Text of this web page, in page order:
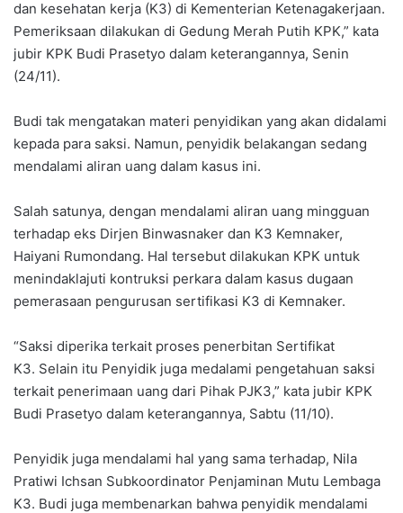
dan kesehatan kerja (K3) di Kementerian Ketenagakerjaan.
Pemeriksaan dilakukan di Gedung Merah Putih KPK,” kata
jubir KPK Budi Prasetyo dalam keterangannya, Senin
(24/11).
Budi tak mengatakan materi penyidikan yang akan didalami
kepada para saksi. Namun, penyidik belakangan sedang
mendalami aliran uang dalam kasus ini.
Salah satunya, dengan mendalami aliran uang mingguan
terhadap eks Dirjen Binwasnaker dan K3 Kemnaker,
Haiyani Rumondang. Hal tersebut dilakukan KPK untuk
menindaklajuti kontruksi perkara dalam kasus dugaan
pemerasaan pengurusan sertifikasi K3 di Kemnaker.
“Saksi diperika terkait proses penerbitan Sertifikat
K3. Selain itu Penyidik juga medalami pengetahuan saksi
terkait penerimaan uang dari Pihak PJK3,” kata jubir KPK
Budi Prasetyo dalam keterangannya, Sabtu (11/10).
Penyidik juga mendalami hal yang sama terhadap, Nila
Pratiwi Ichsan Subkoordinator Penjaminan Mutu Lembaga
K3. Budi juga membenarkan bahwa penyidik mendalami